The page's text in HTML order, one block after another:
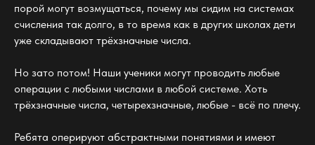
порой могут возмущаться, почему мы сидим на системах
счисления так долго, в то время как в других школах дети
уже складывают трёхзначные числа.
Но зато потом! Наши ученики могут проводить любые
операции с любыми числами в любой системе. Хоть
трёхзначные числа, четырехзначные, любые - всё по плечу.
Ребята оперируют абстрактными понятиями и имеют